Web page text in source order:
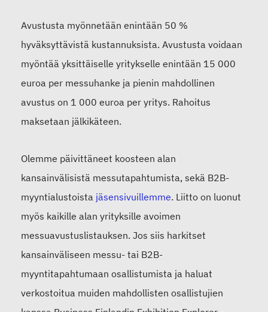
Avustusta myönnetään enintään 50 %
hyväksyttävistä kustannuksista. Avustusta voidaan
myöntää yksittäiselle yritykselle enintään 15 000
euroa per messuhanke ja pienin mahdollinen
avustus on 1 000 euroa per yritys. Rahoitus
maksetaan jälkikäteen.
Olemme päivittäneet koosteen alan
kansainvälisistä messutapahtumista, sekä B2B-
myyntialustoista jäsensivuillemme. Liitto on luonut
myös kaikille alan yrityksille avoimen
messuavustuslistauksen. Jos siis harkitset
kansainväliseen messu- tai B2B-
myyntitapahtumaan osallistumista ja haluat
verkostoitua muiden mahdollisten osallistujien